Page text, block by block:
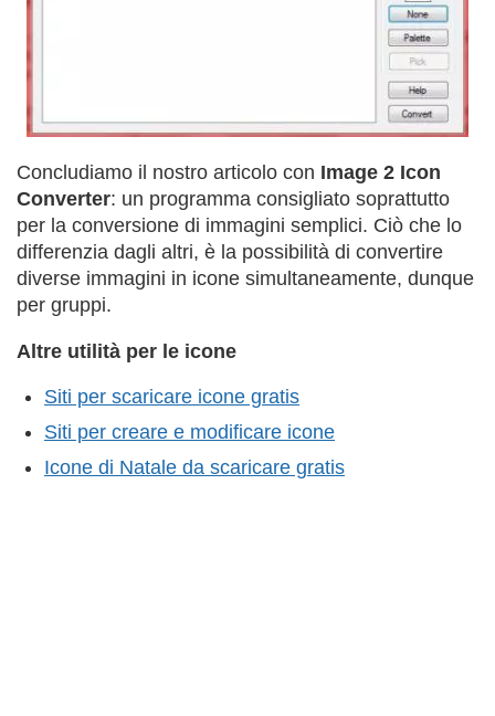
Concludiamo il nostro articolo con Image 2 Icon
Converter: un programma consigliato soprattutto
per la conversione di immagini semplici. Ciò che lo
differenzia dagli altri, è la possibilità di convertire
diverse immagini in icone simultaneamente, dunque
per gruppi.
Altre utilità per le icone
Siti per scaricare icone gratis
Siti per creare e modificare icone
Icone di Natale da scaricare gratis